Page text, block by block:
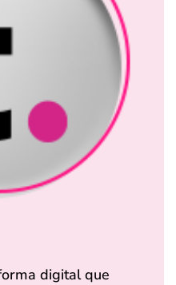
digital que